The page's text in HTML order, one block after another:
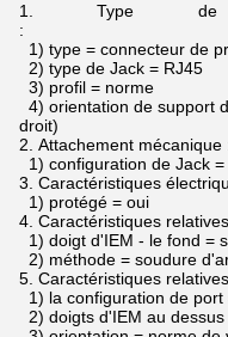
1.Type de
1) type = connecteur de
2) type de Jack = RJ45
3) profil = norme
4) orientation de support
droit)
2. Attachement mécanique
1) configuration de Jack =
3. Caractéristiques
1) protégé = oui
4. Caractéristiques
1) doigt d'IEM - le fond =
2) méthode = soudure
5. Caractéristiques
1) la configuration de
2) doigts d'IEM au